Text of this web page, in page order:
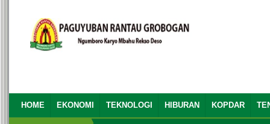
HOME EKONOMI TEKNOLOGI HIBURAN KOPDAR